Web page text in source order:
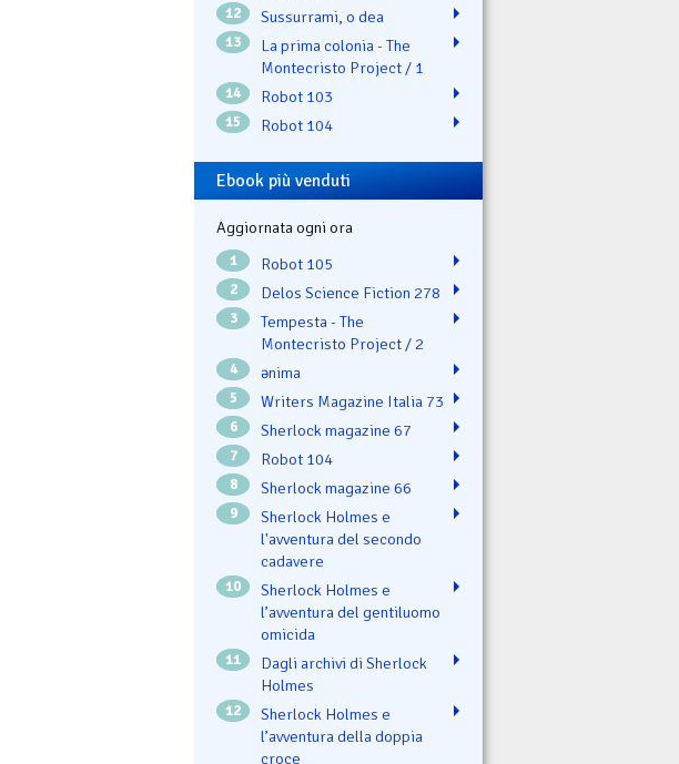
12 Sussurrami, o dea
13
La prima colonia - The
Montecristo Project / 1
14 Robot 103
15 Robot 104
Ebook più venduti
Aggiornata ogni ora
1 Robot 105
2 Delos Science Fiction 278
3
Tempesta - The
Montecristo Project / 2
4 ənima
5 Writers Magazine Italia 73
6 Sherlock magazine 67
7 Robot 104
8 Sherlock magazine 66
9
Sherlock Holmes e
l'avventura del secondo
cadavere
10
Sherlock Holmes e
l’avventura del gentiluomo
omicida
11
Dagli archivi di Sherlock
Holmes
12
Sherlock Holmes e
l’avventura della doppia
croce